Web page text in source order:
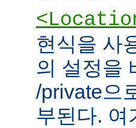
현식을 사
의 설정을
/private으
부된다. 여